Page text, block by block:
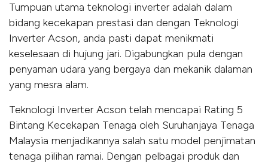
Tumpuan utama teknologi inverter adalah dalam
bidang kecekapan prestasi dan dengan Teknologi
Inverter Acson, anda pasti dapat menikmati
keselesaan di hujung jari. Digabungkan pula dengan
penyaman udara yang bergaya dan mekanik dalaman
yang mesra alam.
Teknologi Inverter Acson telah mencapai Rating 5
Bintang Kecekapan Tenaga oleh Suruhanjaya Tenaga
Malaysia menjadikannya salah satu model penjimatan
tenaga pilihan ramai. Dengan pelbagai produk dan